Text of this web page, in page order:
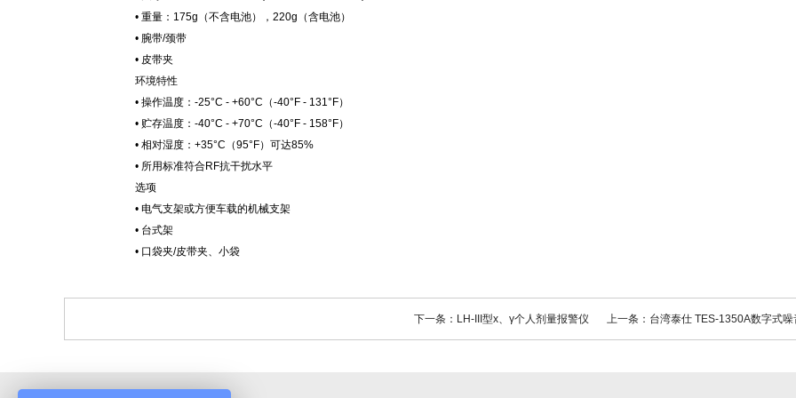
• 重量：175g（不含电池），220g（含电池）
• 腕带/颈带
• 皮带夹
环境特性
• 操作温度：-25°C - +60°C（-40°F - 131°F）
• 贮存温度：-40°C - +70°C（-40°F - 158°F）
• 相对湿度：+35°C（95°F）可达85%
• 所用标准符合RF抗干扰水平
选项
• 电气支架或方便车载的机械支架
• 台式架
• 口袋夹/皮带夹、小袋
下一条：LH-III型x、γ个人剂量报警仪 上一条：台湾泰仕 TES-1350A数字式噪